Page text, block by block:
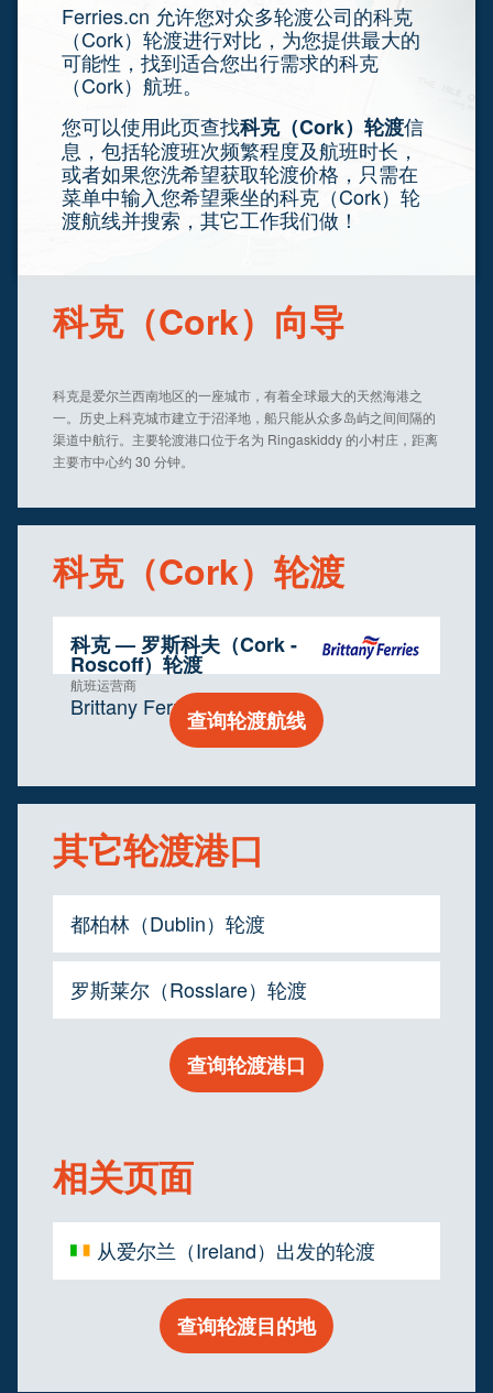
Ferries.cn 允许您对众多轮渡公司的科克
（Cork）轮渡进行对比，为您提供最大的
可能性，找到适合您出行需求的科克
（Cork）航班。
您可以使用此页查找科克（Cork）轮渡信
息，包括轮渡班次频繁程度及航班时长，
或者如果您洗希望获取轮渡价格，只需在
菜单中输入您希望乘坐的科克（Cork）轮
渡航线并搜索，其它工作我们做！
科克（Cork）向导
科克是爱尔兰西南地区的一座城市，有着全球最大的天然海港之
一。历史上科克城市建立于沼泽地，船只能从众多岛屿之间间隔的
渠道中航行。主要轮渡港口位于名为 Ringaskiddy 的小村庄，距离
主要市中心约 30 分钟。
科克（Cork）轮渡
科克 — 罗斯科夫（Cork -
Roscoff）轮渡
航班运营商
Brittany Ferries查询轮渡航线
其它轮渡港口
都柏林（Dublin）轮渡
罗斯莱尔（Rosslare）轮渡
查询轮渡港口
相关页面
从爱尔兰（Ireland）出发的轮渡
查询轮渡目的地